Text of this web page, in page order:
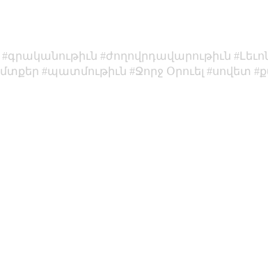
գրականութիւն ժողովրդավարութիւն
մտքեր պատմութիւն Ջորջ Օրուել սովետ